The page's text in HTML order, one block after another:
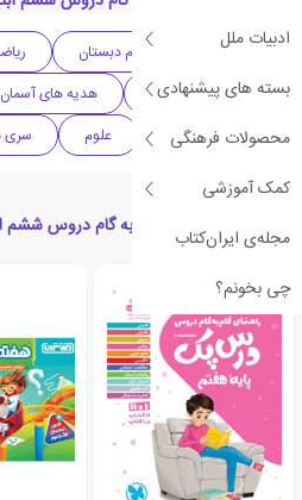
ادبیات ملل
بسته های پیشنهادی
محصولات فرهنگی
کمک آموزشی
مجله‌ی ایران‌کتاب
چی بخونم؟
دبستان ششم دبستان
مطالعات اجتماعی
هدیه های آسمان
مجموعه دروس
علوم سری
محصولات مرتبط با گام به گام دروس ششم